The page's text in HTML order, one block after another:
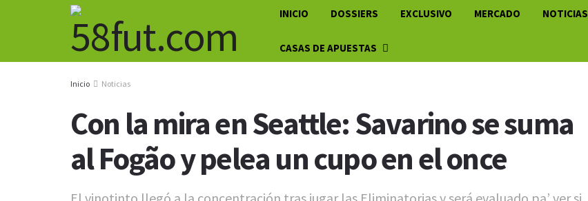
INICIO DOSSIERS EXCLUSIVO MERCADO NOTICIAS
CASAS DE APUESTAS
Inicio Noticias
Con la mira en Seattle: Savarino se suma
al Fogão y pelea un cupo en el once